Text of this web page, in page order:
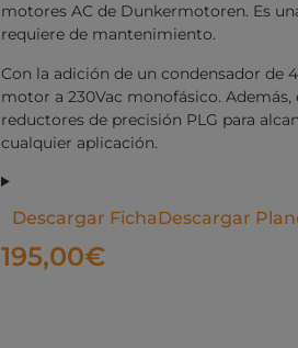
motores AC de Dunkermotoren. Es
requiere de mantenimiento.
Con la adición de un condensador de
motor a 230Vac monofásico.
reductores de precisión PLG para
cualquier aplicación.
Descargar FichaDescargar
195,00€